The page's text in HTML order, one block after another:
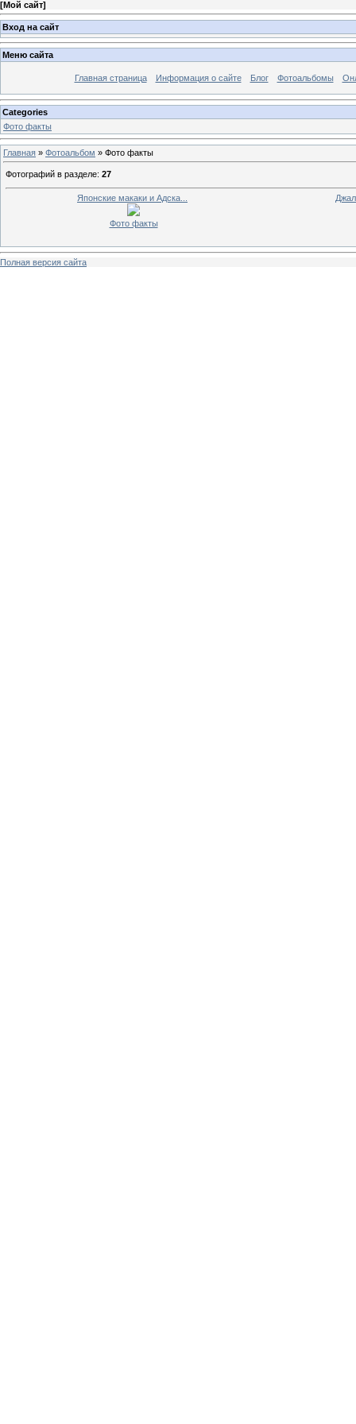
[Мой сайт]
Вход на сайт
Меню сайта
Главная страница Информация о сайте Блог Фотоальбомы
Categories
Фото факты
Главная » Фотоальбом » Фото факты
Фотографий в разделе: 27
Японские макаки и Адска...
Фото факты
Полная версия сайта